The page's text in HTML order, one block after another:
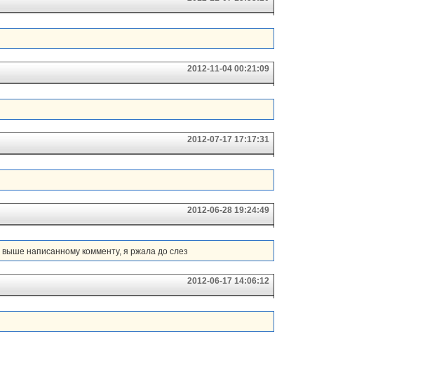
2012-11-04 00:21:09
2012-07-17 17:17:31
2012-06-28 19:24:49
выше написанному комменту, я ржала до слез
2012-06-17 14:06:12